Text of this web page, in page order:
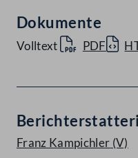
Dokumente
Volltext PDF
Franz Kampichler (V)